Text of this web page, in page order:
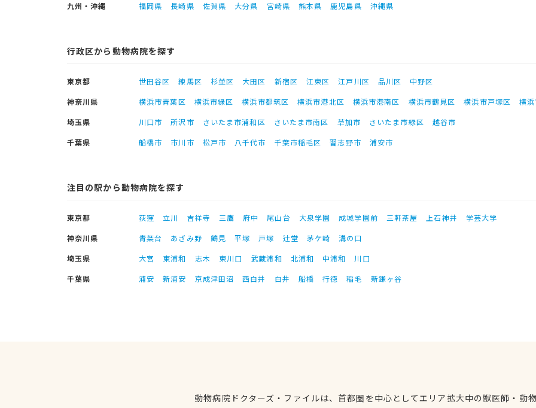
九州・沖縄
福岡県 長崎県 佐賀県 大分県 宮崎県 熊本県 鹿児島県 沖縄県
行政区から動物病院を探す
東京都 世田谷区 練馬区 杉並区 大田区 新宿区 江東区 江戸川区 品川区
中野区
神奈川県
横浜市青葉区 横浜市緑区 横浜市都筑区 横浜市港北区 横浜市港南区 横浜市鶴見区 横浜市戸塚区
横
埼玉県
川口市 所沢市 さいたま市浦和区 さいたま市南区 草加市 さいたま市緑区
越谷市
千葉県
船橋市 市川市 松戸市 八千代市 千葉市稲毛区 習志野市 浦安市
注目の駅から動物病院を探す
東京都 荻窪 立川 吉祥寺 三鷹 府中 尾山台 大泉学園 成城学園前 三軒茶屋 上石神井
学芸大学
神奈川県
青葉台 あざみ野 鶴見 平塚 戸塚 辻堂 茅ケ崎
溝の口
埼玉県
大宮 東浦和 志木 東川口 武蔵浦和 北浦和 中浦和
川口
千葉県
浦安 新浦安 京成津田沼 西白井 白井 船橋 行徳 稲毛 新鎌ヶ谷
動物病院ドクターズ・ファイルは、首都圏を中心としてエリア拡大中の獣医師・動